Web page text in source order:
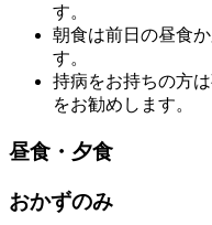
す。
朝食は前日の昼食
す。
持病をお持ちの方
をお勧めします。
昼食・夕食
おかずのみ